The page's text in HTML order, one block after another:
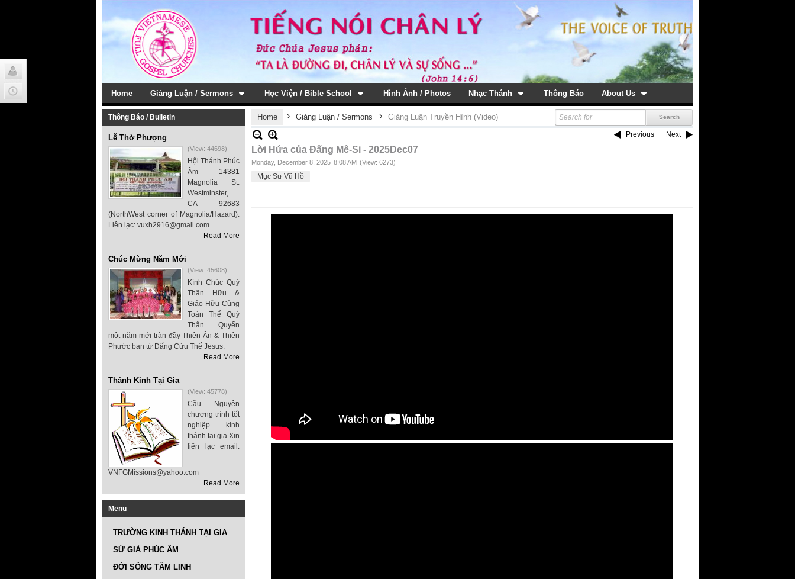
Home Giảng Luận / Sermons Học Viện / Bible School Hình Ảnh / Photos Nhạc Thánh Thông Báo About Us
Thông Báo / Bulletin
Lễ Thờ Phượng
(View: 44698)
Hội Thánh Phúc
Âm - 14381
Magnolia St.
Westminster,
CA 92683
(NorthWest corner of Magnolia/Hazard).
Liên lạc: vuxh2916@gmail.com
Read More
Chúc Mừng Năm Mới
(View: 45608)
Kính Chúc Quý
Thân Hữu &
Giáo Hữu Cùng
Toàn Thể Quý
Thân Quyến
một năm mới tràn đầy Thiên Ân & Thiên
Phước ban từ Đấng Cứu Thế Jesus.
Read More
Thánh Kinh Tại Gia
(View: 45778)
Cầu Nguyện
chương trình tốt
nghiệp kinh
thánh tại gia Xin
liên lạc email:
VNFGMissions@yahoo.com
Read More
Menu
TRƯỜNG KINH THÁNH TẠI GIA
SỨ GIẢ PHÚC ÂM
ĐỜI SỐNG TÂM LINH
Home › Giảng Luận / Sermons › Giảng Luận Truyền Hình (Video)
Previous Next
Lời Hứa của Đấng Mê-Si - 2025Dec07
Monday, December 8, 2025 8:08 AM (View: 6273)
Mục Sư Vũ Hồ